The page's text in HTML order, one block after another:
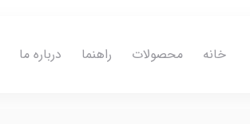
خانه محصولات راهنما درباره ما